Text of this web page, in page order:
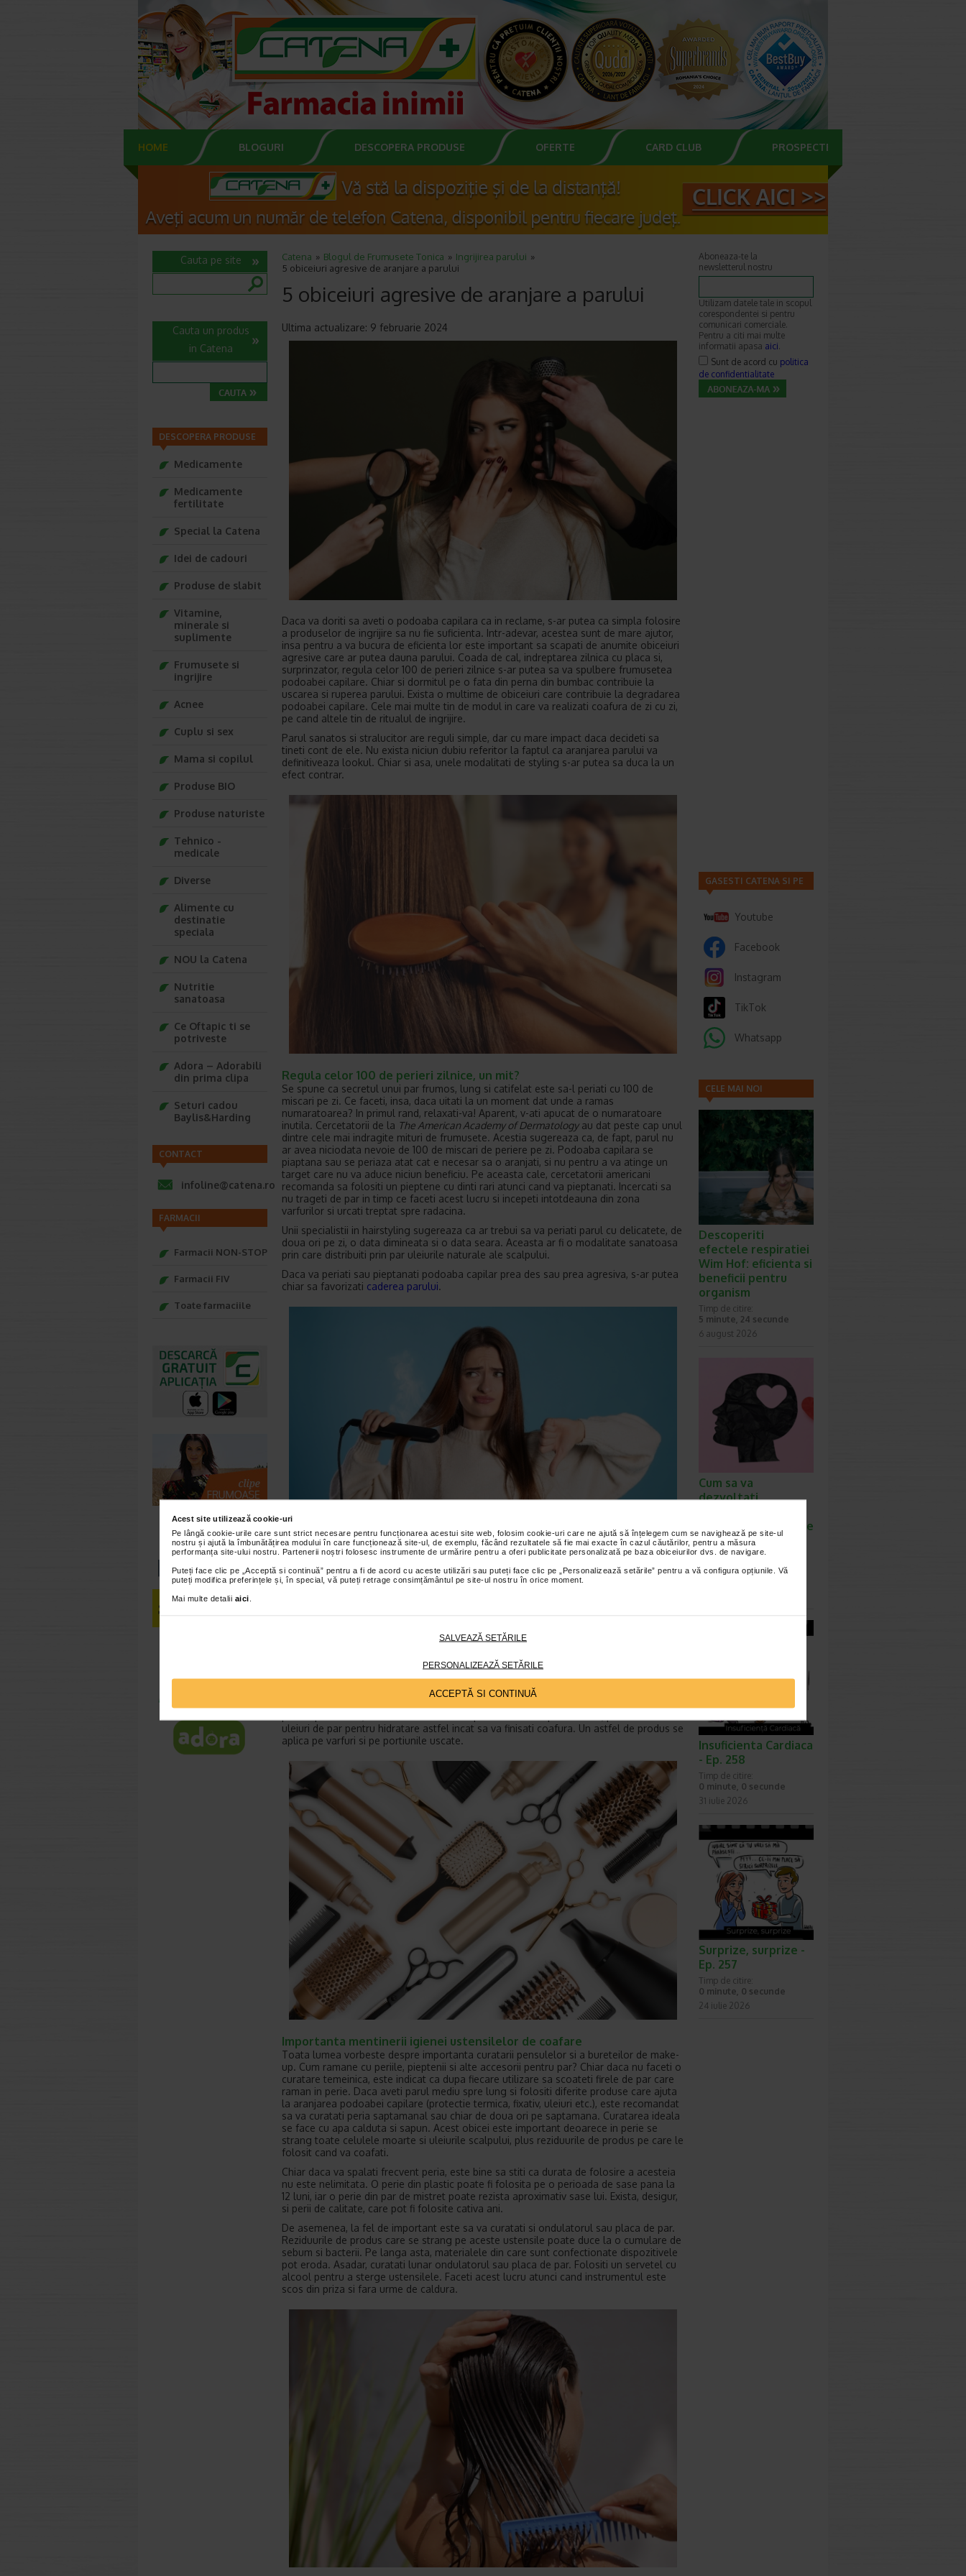
Acest site utilizează cookie-uri
Pe lângă cookie-urile care sunt strict necesare pentru funcționarea acestui site web, folosim cookie-uri care ne ajută să înțelegem cum se navighează pe site-ul
nostru și ajută la îmbunătățirea modului în care funcționează site-ul, de exemplu, făcând rezultatele să fie mai exacte în cazul căutărilor, pentru a măsura
performanța site-ului nostru. Partenerii noștri folosesc instrumente de urmărire pentru a oferi publicitate personalizată pe baza obiceiurilor dvs. de navigare.
Puteți face clic pe „Acceptă si continuă” pentru a fi de acord cu aceste utilizări sau puteți face clic pe „Personalizează setările” pentru a vă configura opțiunile. Vă
puteți modifica preferințele și, în special, vă puteți retrage consimțământul pe site-ul nostru în orice moment.
Mai multe detalii aici
SALVEAZĂ SETĂRILE
PERSONALIZEAZĂ SETĂRILE
ACCEPTĂ SI CONTINUĂ
HOME BLOGURI DESCOPERA PRODUSE OFERTE CARD CLUB PROSPECTE
Catena Blogul de Frumusete Tonica
Ingrijirea parului
5 obiceiuri agresive de aranjare a parului
5 obiceiuri agresive de aranjare a parului
Ultima actualizare: 9 februarie 2024
Daca va doriti sa aveti o podoaba capilara ca in reclame, s-ar putea ca simpla folosire
a produselor de ingrijire sa nu fie suficienta. Intr-adevar, acestea sunt de mare ajutor,
insa pentru a va bucura de eficienta lor este important sa scapati de anumite obiceiuri
agresive care ar putea dauna parului. Coada de cal, indreptarea zilnica cu placa si,
surprinzator, regula celor 100 de perieri zilnice s-ar putea sa va spulbere frumusetea
podoabei capilare. Chiar si dormitul pe o fata din perna din bumbac contribuie la
uscarea si ruperea parului. Exista o multime de obiceiuri care contribuie la degradarea
podoabei capilare. Cele mai multe tin de modul in care va realizati coafura de zi cu zi,
pe cand altele tin de ritualul de ingrijire.
Parul sanatos si stralucitor are reguli simple, dar cu mare impact daca decideti sa
tineti cont de ele. Nu exista niciun dubiu referitor la faptul ca aranjarea parului va
definitiveaza lookul. Chiar si asa, unele modalitati de styling s-ar putea sa duca la un
efect contrar.
Regula celor 100 de perieri zilnice, un mit?
Se spune ca secretul unui par frumos, lung si catifelat este sa-l periati cu 100 de
miscari pe zi. Ce faceti, insa, daca uitati la un moment dat unde a ramas
numaratoarea? In primul rand, relaxati-va! Aparent, v-ati apucat de o numaratoare
inutila. Cercetatorii de la The American Academy of Dermatologyau dat peste cap unul
dintre cele mai indragite mituri de frumusete. Acestia sugereaza ca, de fapt, parul nu
ar avea niciodata nevoie de 100 de miscari de periere pe zi. Podoaba capilara se
piaptana sau se periaza atat cat e necesar sa o aranjati, si nu pentru a va atinge un
target care nu va aduce niciun beneficiu. Pe aceasta cale, cercetatorii americani
recomanda sa folositi un pieptene cu dinti rari atunci cand va pieptanati. Incercati sa
nu trageti de par in timp ce faceti acest lucru si incepeti intotdeauna din zona
varfurilor si urcati treptat spre radacina.
Unii specialistii in hairstyling sugereaza ca ar trebui sa va periati parul cu delicatete, de
doua ori pe zi, o data dimineata si o data seara. Aceasta ar fi o modalitate sanatoasa
prin care distribuiti prin par uleiurile naturale ale scalpului.
Daca va periati sau pieptanati podoaba capilar prea des sau prea agresiva, s-ar putea
chiar sa favorizati caderea parului.
Uscatorul, ondulatorul si placa de par – un trio periculos
placa de indreptat parul este ideal sa fie folosita la o temperatura de 150-180
grade Celsius, de cel mult trei ori pe saptamana;
ondulatorul de par este indicat sa fie folosit o data pe saptamana.
uleiuri de par pentru hidratare astfel incat sa va finisati coafura. Un astfel de produs se
aplica pe varfuri si pe portiunile uscate.
Importanta mentinerii igienei ustensilelor de coafare
Toata lumea vorbeste despre importanta curatarii pensulelor si a bureteilor de make-
up. Cum ramane cu periile, pieptenii si alte accesorii pentru par? Chiar daca nu faceti o
curatare temeinica, este indicat ca dupa fiecare utilizare sa scoateti firele de par care
raman in perie. Daca aveti parul mediu spre lung si folositi diferite produse care ajuta
la aranjarea podoabei capilare (protectie termica, fixativ, uleiuri etc.), este recomandat
sa va curatati peria saptamanal sau chiar de doua ori pe saptamana. Curatarea ideala
se face cu apa calduta si sapun. Acest obicei este important deoarece in perie se
strang toate celulele moarte si uleiurile scalpului, plus reziduurile de produs pe care le
folosit cand va coafati.
Chiar daca va spalati frecvent peria, este bine sa stiti ca durata de folosire a acesteia
nu este nelimitata. O perie din plastic poate fi folosita pe o perioada de sase pana la
12 luni, iar o perie din par de mistret poate rezista aproximativ sase lui. Exista, desigur,
si perii de calitate, care pot fi folosite cativa ani.
De asemenea, la fel de important este sa va curatati si ondulatorul sau placa de par.
Reziduurile de produs care se strang pe aceste ustensile poate duce la o cumulare de
sebum si bacterii. Pe langa asta, materialele din care sunt confectionate dispozitivele
pot eroda. Asadar, curatati lunar ondulatorul sau placa de par. Folositi un servetel cu
alcool pentru a sterge ustensilele. Faceti acest lucru atunci cand instrumentul este
scos din priza si fara urme de caldura.
Cauta pe site
Cauta un produs
in Catena
DESCOPERA PRODUSE
Medicamente
Medicamente
fertilitate
Special la Catena
Idei de cadouri
Produse de slabit
Vitamine,
minerale si
suplimente
Frumusete si
ingrijire
Acnee
Cuplu si sex
Mama si copilul
Produse BIO
Produse naturiste
Tehnico -
medicale
Diverse
Alimente cu
destinatie
speciala
NOU la Catena
Nutritie
sanatoasa
Ce Oftapic ti se
potriveste
Adora – Adorabili
din prima clipa
Seturi cadou
Baylis&Harding
CONTACT
infoline@catena.ro
FARMACII
Farmacii NON-STOP
Farmacii FIV
Toate farmaciile
Aboneaza-te la
newsletterul nostru
Utilizam datele tale in scopul
corespondentei si pentru
comunicari comerciale.
Pentru a citi mai multe
informatii apasa aici.
Sunt de acord cu politica
de confidentialitate
GASESTI CATENA SI PE
Youtube
Facebook
Instagram
TikTok
Whatsapp
CELE MAI NOI
Descoperiti
efectele respiratiei
Wim Hof: eficienta si
beneficii pentru
organism
Timp de citire:
5 minute, 24 secunde
6 august 2026
Cum sa va
dezvoltati
emotionala: metode
prin care va puteti
imbunatati EQ-ul
Timp de citire:
Insuficienta Cardiaca
- Ep. 258
Timp de citire:
0 minute, 0 secunde
31 iulie 2026
Surprize, surprize -
Ep. 257
Timp de citire:
0 minute, 0 secunde
24 iulie 2026